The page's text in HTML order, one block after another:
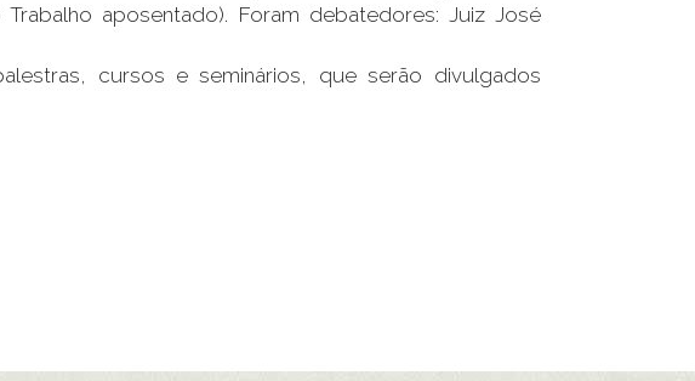
aposentado). Foram debatedores: Juiz José
cursos e seminários, que serão divulgados